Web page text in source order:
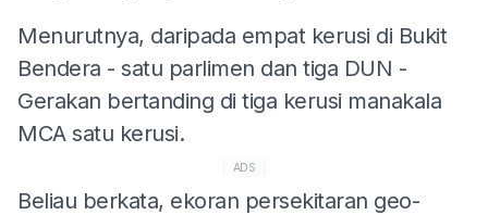
Menurutnya, daripada empat kerusi di Bukit
Bendera - satu parlimen dan tiga DUN -
Gerakan bertanding di tiga kerusi manakala
MCA satu kerusi.
ADS
Beliau berkata, ekoran persekitaran geo-